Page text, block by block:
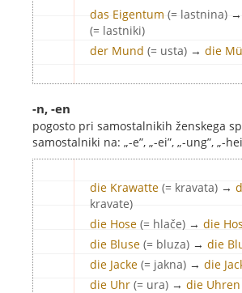
das Eigentum (= lastnina) →
(= lastniki)
der Mund (= usta) → die
-n, -en
pogosto pri samostalnikih ženskega
samostalniki na: „-e”, „-ei”, „-ung”, „-
die Krawatte (= kravata) →
kravate)
die Hose (= hlače) → die
die Bluse (= bluza) → die
die Jacke (= jakna) → die
die Uhr (= ura) → die Uhren